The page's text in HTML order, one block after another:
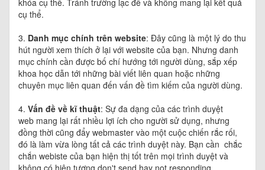
khóa cụ thể. Tránh trường lạc đề và không mang lại kết quả
cụ thể.
3. Danh mục chính trên website: Đây cũng là một lý do thu
hút người xem thích ở lại với website của bạn. Nhưng danh
mục chính cần được bố chí hướng tới người dùng, sắp xếp
khoa học dẫn tới những bài viết liên quan hoặc những
chuyên mục liên quan đến vấn đề tìm kiếm của người dùng.
4. Vấn đề về kĩ thuật: Sự đa dạng của các trình duyệt
web mang lại rất nhiều lợi ích cho người sử dụng, nhưng
đồng thời cũng đẩy webmaster vào một cuộc chiến rắc rối,
đó là làm vừa lòng tất cả các trình duyệt này. Bạn cần chắc
chắn webiste của bạn hiện thị tốt trên mọi trình duyệt và